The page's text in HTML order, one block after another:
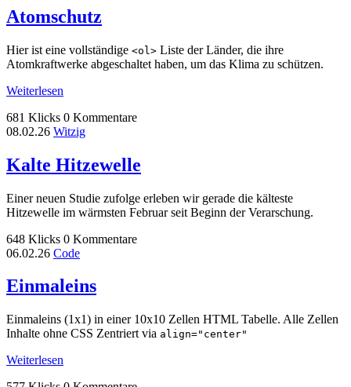
Atomschutz
Hier ist eine vollständige <ol> Liste der Länder, die ihre
Atomkraftwerke abgeschaltet haben, um das Klima zu schützen.
Weiterlesen
681 Klicks 0 Kommentare
08.02.26 Witzig
Kalte Hitzewelle
Einer neuen Studie zufolge erleben wir gerade die kälteste
Hitzewelle im wärmsten Februar seit Beginn der Verarschung.
648 Klicks 0 Kommentare
06.02.26 Code
Einmaleins
Einmaleins (1x1) in einer 10x10 Zellen HTML Tabelle. Alle Zellen
Inhalte ohne CSS Zentriert via align="center"
Weiterlesen